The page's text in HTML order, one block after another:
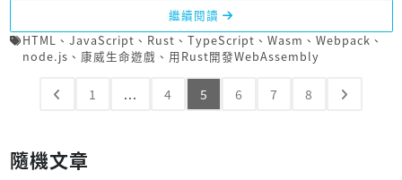
繼續閱讀
HTML 、 JavaScript 、 Rust 、 TypeScript 、 Wasm 、 Webpack 、
node.js 、 康威生命遊戲 、 用Rust開發Web­Assembly
1 ... 4 5 6 7 8
隨機文章